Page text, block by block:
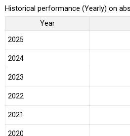
Historical performance (Yearly) on
Year
2025
2024
2023
2022
2021
2020